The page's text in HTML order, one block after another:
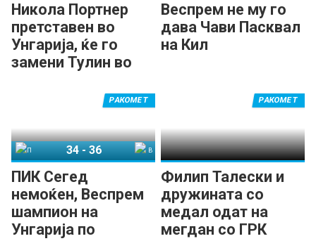
Никола Портнер
претставен во
Унгарија, ќе го
замени Тулин во
Веспрем не му го
дава Чави Пасквал
на Кил
ПИК Сегед
немоќен, Веспрем
шампион на
Унгарија по
РАКОМЕТ
34- 36
Филип Талески и
дружината со
медал одат на
мегдан со ГРК
РАКОМЕТ